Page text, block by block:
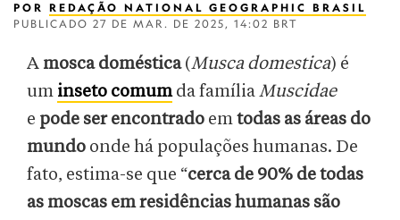
POR REDAÇÃO NATIONAL GEOGRAPHIC BRASIL
PUBLICADO 27 DE MAR. DE 2025, 14:02 BRT
A mosca doméstica(Musca domestica) é
um inseto comumda famíliaMuscidae
e pode ser encontrado emtodas as áreas do
mundo onde há populações humanas. De
fato, estima-se que “cerca de 90% de todas
as moscas em residências humanas são